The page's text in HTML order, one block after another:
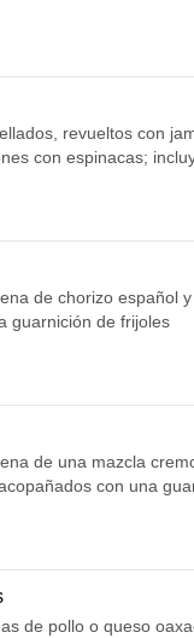
revueltos con
con espinacas;
de chorizo español y
guarnición de frijoles
de una mazcla
con una
de pollo o queso